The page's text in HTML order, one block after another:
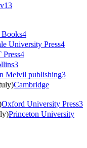
13
Books4
University Press4
4
3
Melvil publishing3
Cambridge
Oxford University Press3
Princeton University